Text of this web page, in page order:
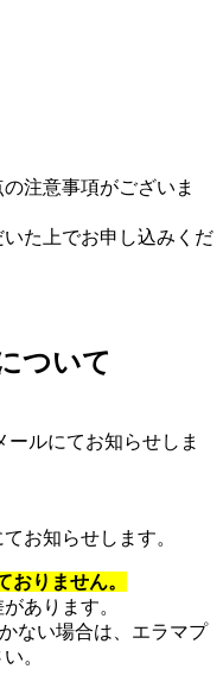
注意事項がございま
た上でお申し込みくだ
ついて
ールにてお知らせしま
お知らせします。
りません。
あります。
ない場合は、エラマプ
。